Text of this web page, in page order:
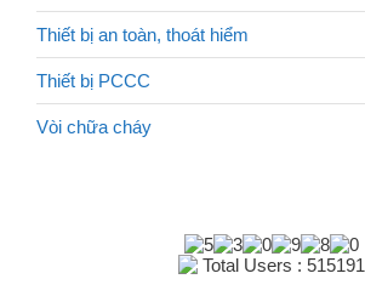
Thiết bị an toàn, thoát hiểm
Thiết bị PCCC
Vòi chữa cháy
Total Users : 515191